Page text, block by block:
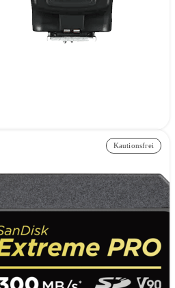
Kautionsfrei